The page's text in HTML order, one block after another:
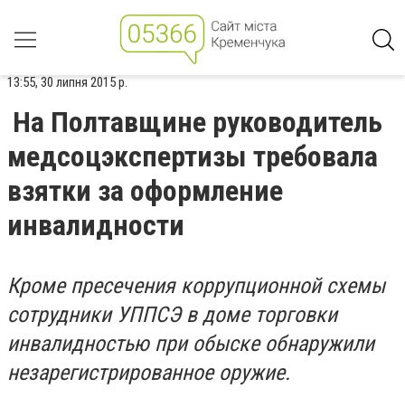
13:55, 30 липня 2015 р.
На Полтавщине руководитель
медсоцэкспертизы требовала
взятки за оформление
инвалидности
Кроме пресечения коррупционной схемы
сотрудники УППСЭ в доме торговки
инвалидностью при обыске обнаружили
незарегистрированное оружие.